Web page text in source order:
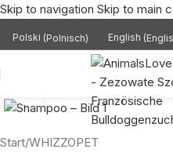
Skip to navigation Skip to main
Polski (Polnisch) English (
Click to enlarge
Start/WHIZZOPET